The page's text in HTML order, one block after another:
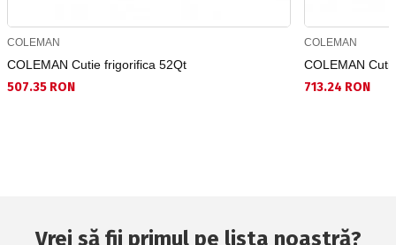
COLEMAN
COLEMAN Cutie frigorifica 52Qt
507.35 RON
COLEMAN
COLEMAN
713.24 RON
Vrei să fii primul pe lista noastră?